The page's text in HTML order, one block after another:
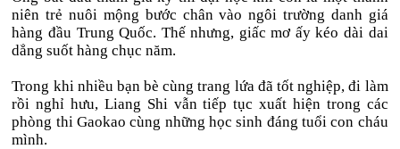
niên trẻ nuôi mộng bước chân vào ngôi trường danh giá
hàng đầu Trung Quốc. Thế nhưng, giấc mơ ấy kéo dài dai
dẳng suốt hàng chục năm.
Trong khi nhiều bạn bè cùng trang lứa đã tốt nghiệp, đi làm
rồi nghỉ hưu, Liang Shi vẫn tiếp tục xuất hiện trong các
phòng thi Gaokao cùng những học sinh đáng tuổi con cháu
mình.